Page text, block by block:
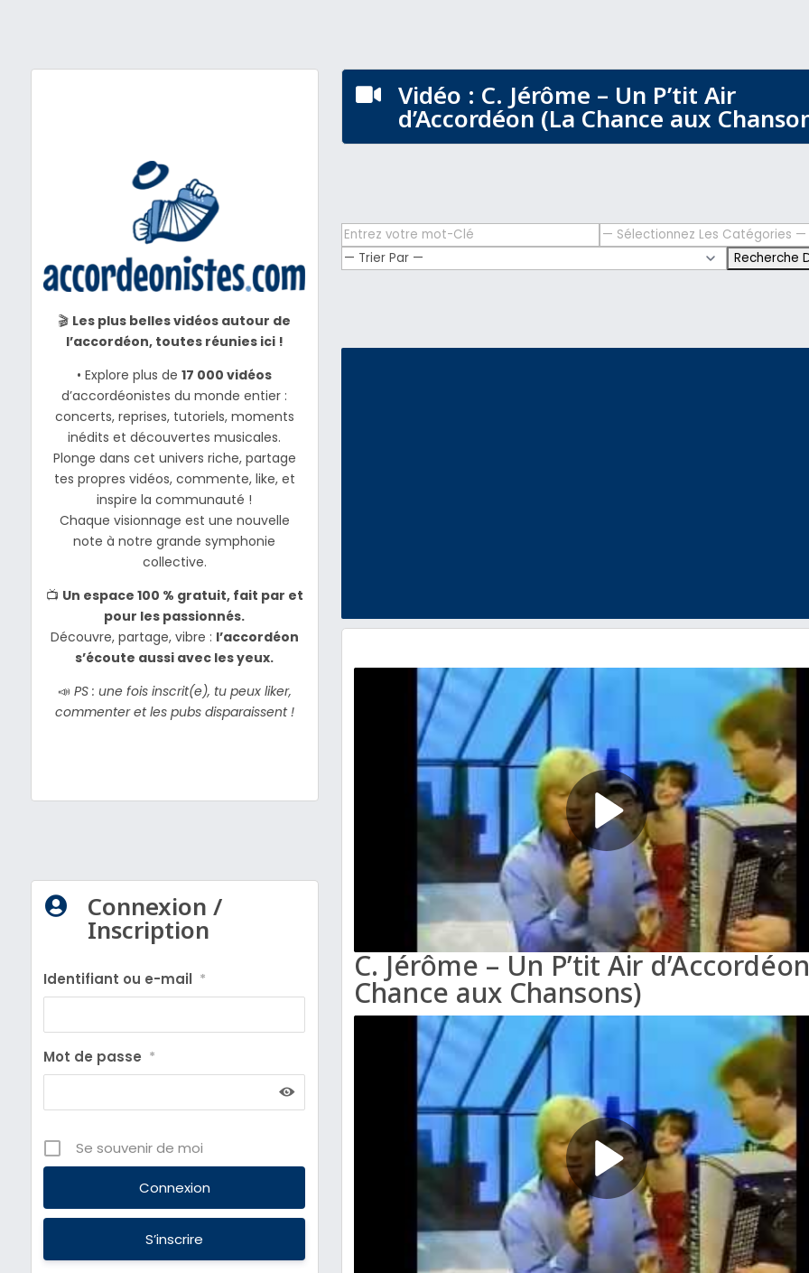
🎬 Les plus belles vidéos autour de
l’accordéon, toutes réunies ici !
• Explore plus de17 000 vidéos
d’accordéonistes du monde entier :
concerts, reprises, tutoriels, moments
inédits et découvertes musicales.
Plonge dans cet univers riche, partage
tes propres vidéos, commente, like, et
inspire la communauté !
Chaque visionnage est une nouvelle
note à notre grande symphonie
collective.
📺 Un espace 100 % gratuit, fait par et
pour les passionnés.
Découvre, partage, vibre : l’accordéon
s’écoute aussi avec les yeux.
📣 PS : une fois inscrit(e), tu peux liker,
commenter et les pubs disparaissent !
 Connexion /
Inscription
Identifiant ou e-mail *
Mot de passe *
Se souvenir de moi
S’inscrire
 Vidéo : C. Jérôme – Un P’tit Air
d’Accordéon (La Chance aux
C. Jérôme – Un P’tit Air
Chance aux Chansons)